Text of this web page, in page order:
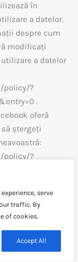
serve
traffic. By
of cookies.
Accept All
în
a datelor.
despre cum
modificați
a datelor
policy/?
.
oferă
ștergeți
policy/?
și clar, și
măsura
sunt